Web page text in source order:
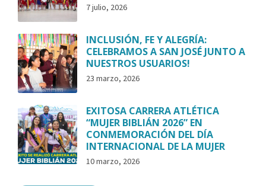
7 julio, 2026
INCLUSIÓN, FE Y ALEGRÍA:
CELEBRAMOS A SAN JOSÉ JUNTO A
NUESTROS USUARIOS!
23 marzo, 2026
EXITOSA CARRERA ATLÉTICA
“MUJER BIBLIÁN 2026” EN
CONMEMORACIÓN DEL DÍA
INTERNACIONAL DE LA MUJER
10 marzo, 2026